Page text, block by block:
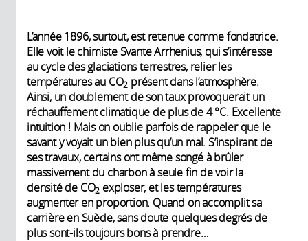
L’année 1896, surtout, est retenue comme fondatrice.
Elle voit le chimiste Svante Arrhenius, qui s’intéresse
au cycle des glaciations terrestres, relier les
températures au CO2 présent dans l’atmosphère.
Ainsi, un doublement de son taux provoquerait un
réchauffement climatique de plus de 4 °C. Excellente
intuition ! Mais on oublie parfois de rappeler que le
savant y voyait un bien plus qu’un mal. S’inspirant de
ses travaux, certains ont même songé à brûler
massivement du charbon à seule fin de voir la
densité de CO2 exploser, et les températures
augmenter en proportion. Quand on accomplit sa
carrière en Suède, sans doute quelques degrés de
plus sont-ils toujours bons à prendre…